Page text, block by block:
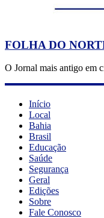
FOLHA DO
O Jornal mais antigo em
Início
Local
Bahia
Brasil
Educação
Saúde
Segurança
Geral
Edições
Sobre
Fale Conosco